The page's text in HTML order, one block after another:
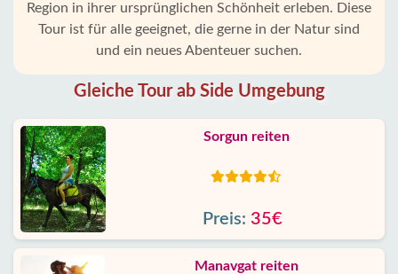
Region in ihrer ursprünglichen Schönheit erleben. Diese
Tour ist für alle geeignet, die gerne in der Natur sind
und ein neues Abenteuer suchen.
Gleiche Tour ab Side Umgebung
Sorgun reiten
Preis: 35€
Manavgat reiten